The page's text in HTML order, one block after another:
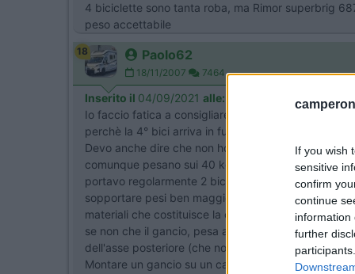
If you wish
sensitive
confirm
continue
information
further
4 biciclette sono tanta roba, ma Rimor superbrig
peso accettabile
18 Paolo62
18/11/2007 7464
Inserito il 04/09/2021 alle:
Io faccio fatica a consigliare l'impiego di un porta-
perchè la 4° bici arriva in fuori parecchio. Ho visto
Devo anche dire che non ho mai visto la parete
comunque pesano sui 40 kg, ma la distanza dal
portavo regolarmente 2 biciclette normali (le altre
sopportare pesi ben maggiori e quindi se il porta-
materiali che costituisce la cellula. Anche se si
se non che il gancio, pesa almeno altri 50 Kg che
dell'asse posteriore (che normalmente non ha
Montare un gancio su un camper così costa attorno